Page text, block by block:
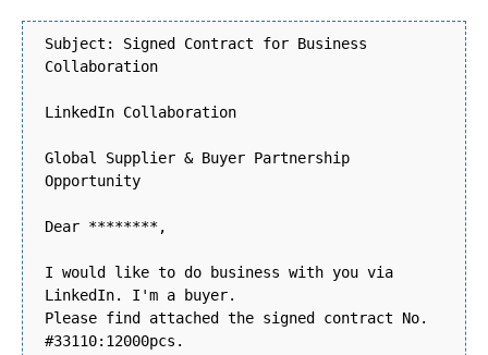
Subject: Signed Contract for Business
Collaboration
LinkedIn Collaboration
Global Supplier & Buyer Partnership
Opportunity
Dear ********,
I would like to do business with you via
LinkedIn. I'm a buyer.
Please find attached the signed contract No.
#33110:12000pcs.